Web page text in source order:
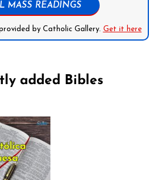
MASS READINGS
by Catholic Gallery. Get it here
added Bibles